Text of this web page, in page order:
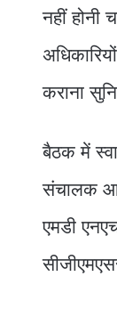
नहीं होनी
कराना
बैठक में
संचालक
एमडी